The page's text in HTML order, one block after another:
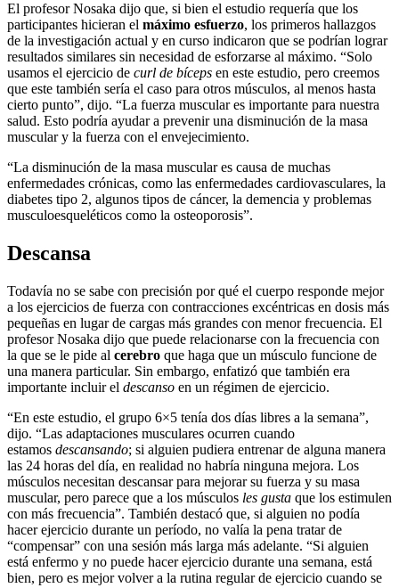
El profesor Nosaka dijo que, si bien el estudio requería que los
participantes hicieran el máximo esfuerzo, los primeros hallazgos
de la investigación actual y en curso indicaron que se podrían lograr
resultados similares sin necesidad de esforzarse al máximo. “Solo
usamos el ejercicio de curl de bíceps en este estudio, pero creemos
que este también sería el caso para otros músculos, al menos hasta
cierto punto”, dijo. “La fuerza muscular es importante para nuestra
salud. Esto podría ayudar a prevenir una disminución de la masa
muscular y la fuerza con el envejecimiento.
“La disminución de la masa muscular es causa de muchas
enfermedades crónicas, como las enfermedades cardiovasculares, la
diabetes tipo 2, algunos tipos de cáncer, la demencia y problemas
musculoesqueléticos como la osteoporosis”.
Descansa
Todavía no se sabe con precisión por qué el cuerpo responde mejor
a los ejercicios de fuerza con contracciones excéntricas en dosis más
pequeñas en lugar de cargas más grandes con menor frecuencia. El
profesor Nosaka dijo que puede relacionarse con la frecuencia con
la que se le pide al cerebro que haga que un músculo funcione de
una manera particular. Sin embargo, enfatizó que también era
importante incluir el descanso en un régimen de ejercicio.
“En este estudio, el grupo 6×5 tenía dos días libres a la semana”,
dijo. “Las adaptaciones musculares ocurren cuando
estamos descansando; si alguien pudiera entrenar de alguna manera
las 24 horas del día, en realidad no habría ninguna mejora. Los
músculos necesitan descansar para mejorar su fuerza y ​​su masa
muscular, pero parece que a los músculos les gusta que los estimulen
con más frecuencia”. También destacó que, si alguien no podía
hacer ejercicio durante un período, no valía la pena tratar de
“compensar” con una sesión más larga más adelante. “Si alguien
está enfermo y no puede hacer ejercicio durante una semana, está
bien, pero es mejor volver a la rutina regular de ejercicio cuando se